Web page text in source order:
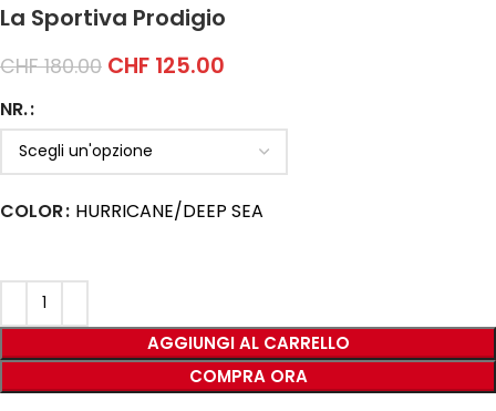
La Sportiva Prodigio
CHF180.00 CHF 125.00
NR.
COLOR HURRICANE/DEEP SEA
AGGIUNGI AL CARRELLO
COMPRA ORA